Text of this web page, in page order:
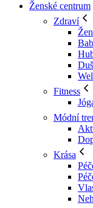
Ženské centrum
Zdraví
Fitness
Módní
Krása